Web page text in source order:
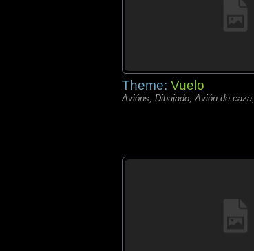
Theme: Vuelo
Avións, Dibujado, Avión de caza,